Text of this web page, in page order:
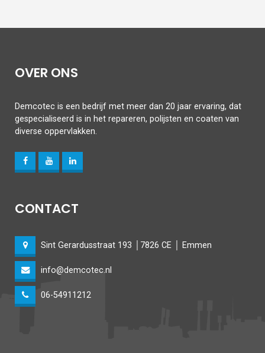
OVER ONS
Demcotec is een bedrijf met meer dan 20 jaar ervaring, dat
gespecialiseerd is in het repareren, polijsten en coaten van
diverse oppervlakken.
CONTACT
Sint Gerardusstraat 193 │7826 CE │ Emmen
info@demcotec.nl
06-54911212